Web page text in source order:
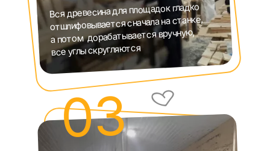
Вся древесина для площадок гладко
отшлифовывается сначала на станке,
а потом дорабатывается вручную,
все углы скругляются
03